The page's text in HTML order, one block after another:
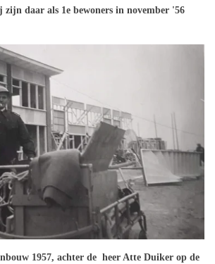
daar als 1e bewoners in november '56
1957, achter de heer Atte Duiker op de